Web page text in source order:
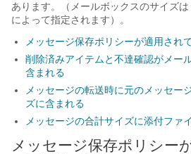
あります。（メールボックスのサイズ
によって指定されます）。
メッセージ保存ポリシーが適用され
削除済みアイテムと不達確認がメー
含まれる
メッセージの転送時に元のメッセー
ズに含まれる
メッセージの合計サイズに添付ファ
メッセージ保存ポリシー